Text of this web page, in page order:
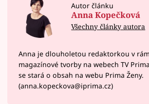
Autor článku
Anna Kopečková
Všechny články autora
Anna je dlouholetou redaktorkou v
magazínové tvorby na webech TV
se stará o obsah na webu Prima Ženy.
(anna.kopeckova@iprima.cz)